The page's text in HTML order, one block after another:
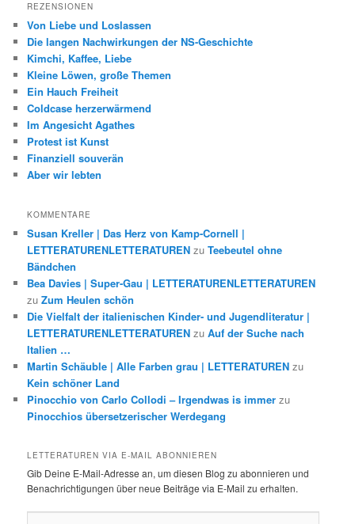
REZENSIONEN
Von Liebe und Loslassen
Die langen Nachwirkungen der NS-Geschichte
Kimchi, Kaffee, Liebe
Kleine Löwen, große Themen
Ein Hauch Freiheit
Coldcase herzerwärmend
Im Angesicht Agathes
Protest ist Kunst
Finanziell souverän
Aber wir lebten
KOMMENTARE
Susan Kreller | Das Herz von Kamp-Cornell |
LETTERATURENLETTERATUREN zuTeebeutel ohne
Bändchen
Bea Davies | Super-Gau | LETTERATURENLETTERATUREN
zuZum Heulen schön
Die Vielfalt der italienischen Kinder- und Jugendliteratur |
LETTERATURENLETTERATUREN zuAuf der Suche nach
Italien …
Martin Schäuble | Alle Farben grau | LETTERATUREN zu
Kein schöner Land
Pinocchio von Carlo Collodi – Irgendwas is immer zu
Pinocchios übersetzerischer Werdegang
LETTERATUREN VIA E-MAIL ABONNIEREN
Gib Deine E-Mail-Adresse an, um diesen Blog zu abonnieren und
Benachrichtigungen über neue Beiträge via E-Mail zu erhalten.